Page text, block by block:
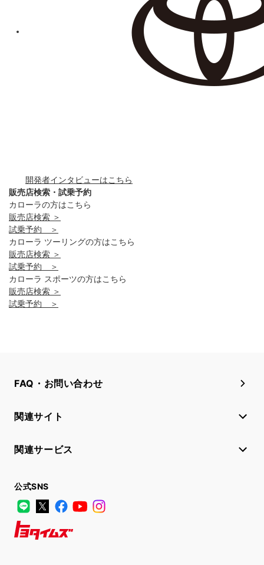
開発者インタビューはこちら
販売店検索・試乗予約
カローラの方はこちら
販売店検索 ＞
試乗予約 ＞
カローラ ツーリングの方はこちら
販売店検索 ＞
試乗予約 ＞
カローラ スポーツの方はこちら
販売店検索 ＞
試乗予約 ＞
FAQ・お問い合わせ
関連サイト
関連サービス
公式SNS
LINE
X FacebookYouTube